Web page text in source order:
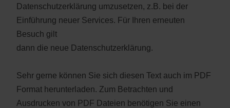
Datenschutzerklärung umzusetzen, z.B. bei der
Einführung neuer Services. Für Ihren erneuten
Besuch gilt
dann die neue Datenschutzerklärung.
Sehr gerne können Sie sich diesen Text auch im PDF
Format herunterladen. Zum Betrachten und
Ausdrucken von PDF Dateien benötigen Sie einen